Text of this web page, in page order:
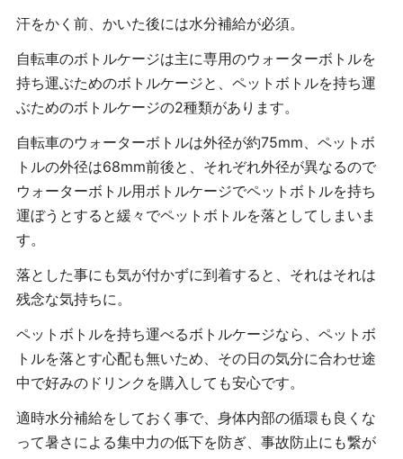
汗をかく前、かいた後には水分補給が必須。
自転車のボトルケージは主に専用のウォーターボトルを
持ち運ぶためのボトルケージと、ペットボトルを持ち運
ぶためのボトルケージの2種類があります。
自転車のウォーターボトルは外径が約75mm、ペットボ
トルの外径は68mm前後と、それぞれ外径が異なるので
ウォーターボトル用ボトルケージでペットボトルを持ち
運ぼうとすると緩々でペットボトルを落としてしまいま
す。
落とした事にも気が付かずに到着すると、それはそれは
残念な気持ちに。
ペットボトルを持ち運べるボトルケージなら、ペットボ
トルを落とす心配も無いため、その日の気分に合わせ途
中で好みのドリンクを購入しても安心です。
適時水分補給をしておく事で、身体内部の循環も良くな
って暑さによる集中力の低下を防ぎ、事故防止にも繋が